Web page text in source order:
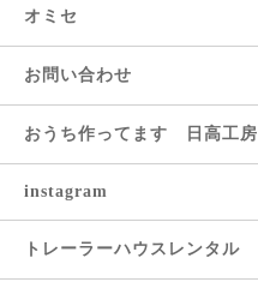
オミセ
お問い合わせ
おうち作ってます 日高工房
instagram
トレーラーハウスレンタル